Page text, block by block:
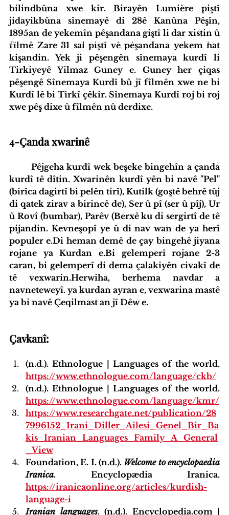
bilindbûna xwe kir. Birayên Lumière piştî
jidayikbûna sînemayê di 28ê Kanûna Pêşîn,
1895an de yekemîn pêşandana giştî li dar xistin û
fîlmê Zare 31 sal piştî vê pêşandana yekem hat
kişandin. Yek ji pêşengên sînemaya kurdî li
Tirkiyeyê Yilmaz Guney e. Guney her çiqas
pêşengê Sînemaya Kurdî bû jî fîlmên xwe ne bi
Kurdî lê bi Tirkî çêkir. Sînemaya Kurdî roj bi roj
xwe pêş dixe û fîlmên nû derdixe.
4-Çanda xwarinê
Pêjgeha kurdî wek beşeke bingehîn a çanda
kurdî tê dîtin. Xwarinên kurdî yên bi navê "Pel"
(birîca dagirtî bi pelên tirî), Kutilk (goştê behrê tûj
di qatek zirav a birincê de), Ser û pî (ser û pîj), Ur
û Rovî (bumbar), Parêv (Berxê ku di sergirtî de tê
pijandin. Kevneşopî ye û di nav wan de ya herî
populer e.Di heman demê de çay bingehê jiyana
rojane ya Kurdan e.Bi gelemperî rojane 2-3
caran, bi gelemperî di dema çalakiyên civakî de
tê vexwarin.Herwiha, berhema navdar a
navneteweyî. ya kurdan ayran e, vexwarina mastê
ya bi navê Çeqilmast an jî Dêw e.
Çavkanî:
https://www.ethnologue.com/language/ckb/
https://www.ethnologue.com/language/kmr/
https://www.researchgate.net/publication/28
7996152_Irani_Diller_Ailesi_Genel_Bir_Ba
kis_Iranian_Languages_Family_A_General
_View
Foundation, E. I. (n.d.). Welcome to encyclopaedia
Iranica
https://iranicaonline.org/articles/kurdish-
language-i
Iranian languages. (n.d.). Encyclopedia.com |
Hub Standardên Weşanê Tevlî bibin